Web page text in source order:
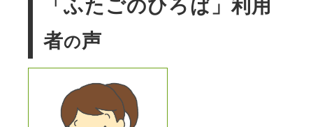
「ふたごのひろば」利用
者の声